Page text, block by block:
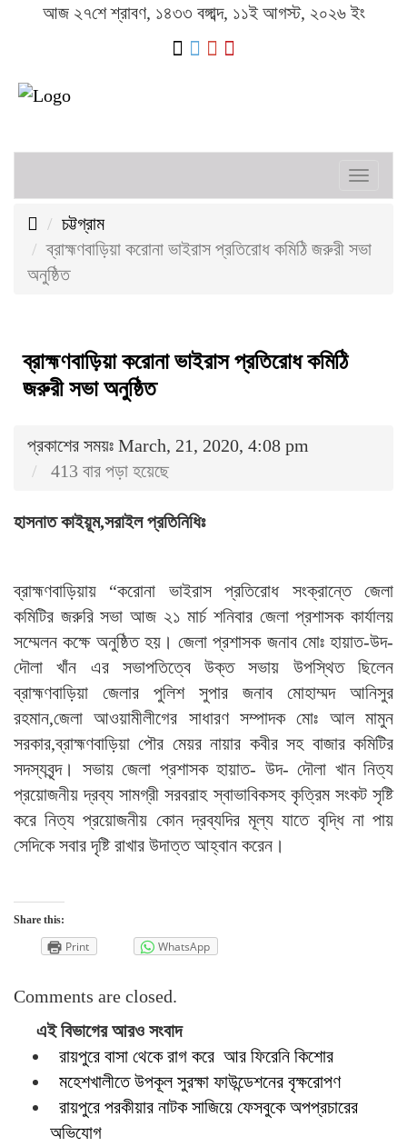
আজ ২৭শে শ্রাবণ, ১৪৩৩ বঙ্গাব্দ, ১১ই আগস্ট, ২০২৬ ইং
চট্টগ্রাম
ব্রাহ্মণবাড়িয়া করোনা ভাইরাস প্রতিরোধ কমিঠি জরুরী সভা
অনুষ্ঠিত
ব্রাহ্মণবাড়িয়া করোনা ভাইরাস প্রতিরোধ কমিঠি
জরুরী সভা অনুষ্ঠিত
প্রকাশের সময়ঃ March, 21, 2020, 4:08 pm
413 বার পড়া হয়েছে
হাসনাত কাইয়ূম,সরাইল প্রতিনিধিঃ
ব্রাহ্মণবাড়িয়ায় “করোনা ভাইরাস প্রতিরোধ সংক্রান্তে জেলা
কমিটির জরুরি সভা আজ ২১ মার্চ শনিবার জেলা প্রশাসক কার্যালয়
সম্মেলন কক্ষে অনুষ্ঠিত হয়। জেলা প্রশাসক জনাব মোঃ হায়াত-উদ-
দৌলা খাঁন এর সভাপতিত্বে উক্ত সভায় উপস্থিত ছিলেন
ব্রাহ্মণবাড়িয়া জেলার পুলিশ সুপার জনাব মোহাম্মদ আনিসুর
রহমান,জেলা আওয়ামীলীগের সাধারণ সম্পাদক মোঃ আল মামুন
সরকার,ব্রাহ্মণবাড়িয়া পৌর মেয়র নায়ার কবীর সহ বাজার কমিটির
সদস্যবৃন্দ। সভায় জেলা প্রশাসক হায়াত- উদ- দৌলা খান নিত্য
প্রয়োজনীয় দ্রব্য সামগ্রী সরবরাহ স্বাভাবিকসহ কৃত্রিম সংকট সৃষ্টি
করে নিত্য প্রয়োজনীয় কোন দ্রব্যদির মূল্য যাতে বৃদ্ধি না পায়
সেদিকে সবার দৃষ্টি রাখার উদাত্ত আহ্বান করেন।
Share this:
Print WhatsApp
Comments are closed.
এই বিভাগের আরও সংবাদ
রায়পুরে বাসা থেকে রাগ করে আর ফিরেনি কিশোর
মহেশখালীতে উপকূল সুরক্ষা ফাউন্ডেশনের বৃক্ষরোপণ
রায়পুরে পরকীয়ার নাটক সাজিয়ে ফেসবুকে অপপ্রচারের
অভিযোগ